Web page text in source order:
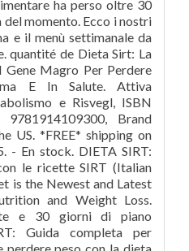
ha perso oltre 30
del momento. Ecco i nostri
e il menù settimanale da
quantité de Dieta Sirt: La
Gene Magro Per Perdere
E In Salute. Attiva
e Risvegl, ISBN
Brand
US. *FREE* shipping on
- En stock. DIETA SIRT:
le ricette SIRT (Italian
is the Newest and Latest
and Weight Loss.
e 30 giorni di piano
Guida completa per